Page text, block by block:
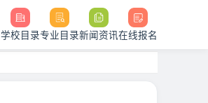
学校目录专业目录新闻资讯在线报名